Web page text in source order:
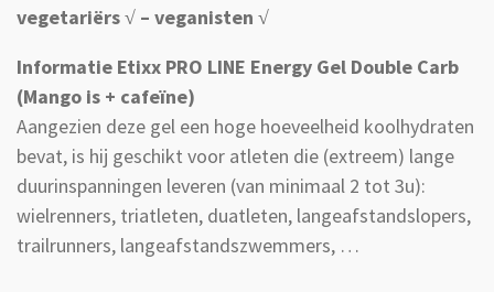
vegetariërs √ – veganisten √
Informatie Etixx PRO LINE Energy Gel Double Carb
(Mango is + cafeïne)
Aangezien deze gel een hoge hoeveelheid koolhydraten
bevat, is hij geschikt voor atleten die (extreem) lange
duurinspanningen leveren (van minimaal 2 tot 3u):
wielrenners, triatleten, duatleten, langeafstandslopers,
trailrunners, langeafstandszwemmers, …